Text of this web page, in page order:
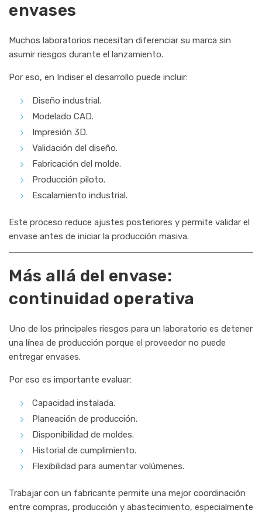
envases
Muchos laboratorios necesitan diferenciar su marca sin
asumir riesgos durante el lanzamiento.
Por eso, en Indiser el desarrollo puede incluir:
Diseño industrial.
Modelado CAD.
Impresión 3D.
Validación del diseño.
Fabricación del molde.
Producción piloto.
Escalamiento industrial.
Este proceso reduce ajustes posteriores y permite validar el
envase antes de iniciar la producción masiva.
Más allá del envase:
continuidad operativa
Uno de los principales riesgos para un laboratorio es detener
una línea de producción porque el proveedor no puede
entregar envases.
Por eso es importante evaluar:
Capacidad instalada.
Planeación de producción.
Disponibilidad de moldes.
Historial de cumplimiento.
Flexibilidad para aumentar volúmenes.
Trabajar con un fabricante permite una mejor coordinación
entre compras, producción y abastecimiento, especialmente